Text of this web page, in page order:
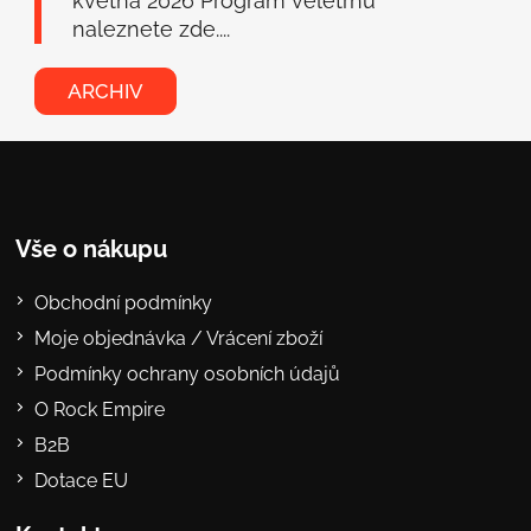
naleznete zde....
ARCHIV
Vše o nákupu
Obchodní podmínky
Moje objednávka / Vrácení zboží
Podmínky ochrany osobních údajů
O Rock Empire
B2B
Dotace EU